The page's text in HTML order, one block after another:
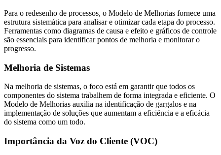
Para o redesenho de processos, o Modelo de Melhorias fornece uma
estrutura sistemática para analisar e otimizar cada etapa do processo.
Ferramentas como diagramas de causa e efeito e gráficos de controle
são essenciais para identificar pontos de melhoria e monitorar o
progresso.
Melhoria de Sistemas
Na melhoria de sistemas, o foco está em garantir que todos os
componentes do sistema trabalhem de forma integrada e eficiente. O
Modelo de Melhorias auxilia na identificação de gargalos e na
implementação de soluções que aumentam a eficiência e a eficácia
do sistema como um todo.
Importância da Voz do Cliente (VOC)